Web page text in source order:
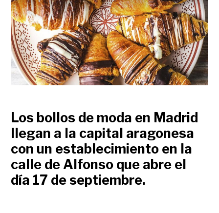
Los bollos de moda en Madrid
llegan a la capital aragonesa
con un establecimiento en la
calle de Alfonso que abre el
día 17 de septiembre.